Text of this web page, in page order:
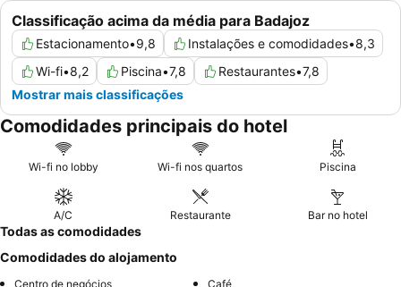
Classificação acima da média para Badajoz
Estacionamento•9,8 Instalações e comodidades•8,3
Wi-fi•8,2 Piscina•7,8 Restaurantes•7,8
Mostrar mais classificações
Comodidades principais do hotel
Wi-fi no lobby Wi-fi nos quartos Piscina
A/C Restaurante Bar no hotel
Todas as comodidades
Comodidades do alojamento
Centro de negócios
Café